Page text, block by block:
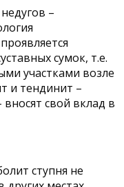
–
сумок, т.е.
участками возле
и тендинит –
вносят свой вклад в
ступня не